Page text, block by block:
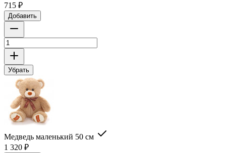
715 ₽
Добавить
Убрать
Медведь маленький 50 см
1 320 ₽